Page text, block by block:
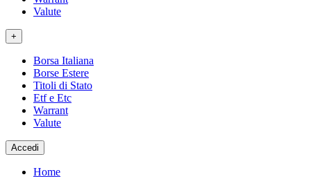
Valute
+
Borsa Italiana
Borse Estere
Titoli di Stato
Etf e Etc
Warrant
Valute
Accedi
Home